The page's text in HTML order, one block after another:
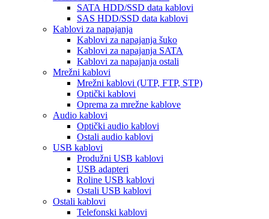
SATA HDD/SSD data kablovi
SAS HDD/SSD data kablovi
Kablovi za napajanja
Kablovi za napajanja šuko
Kablovi za napajanja SATA
Kablovi za napajanja ostali
Mrežni kablovi
Mrežni kablovi (UTP, FTP, STP)
Optički kablovi
Oprema za mrežne kablove
Audio kablovi
Optički audio kablovi
Ostali audio kablovi
USB kablovi
Produžni USB kablovi
USB adapteri
Roline USB kablovi
Ostali USB kablovi
Ostali kablovi
Telefonski kablovi